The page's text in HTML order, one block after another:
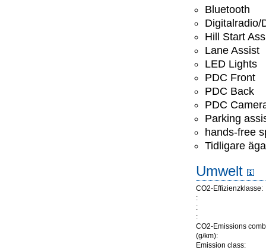
Bluetooth
Digitalradio/
Hill Start
Lane Assist
LED Lights
PDC Front
PDC Back
PDC
Parking
hands-free
Tidligare
Umwelt
CO2-Effizienzklasse:
:
:
:
CO2-Emissions
(g/km):
Emission class: